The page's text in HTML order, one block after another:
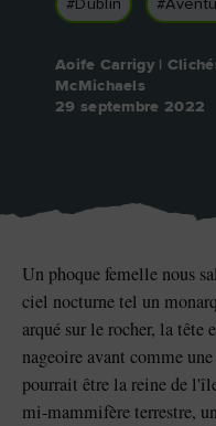
#Dublin
Aoife Carrigy |
McMichaels
29 septembre 2022
Un phoque femelle nous
ciel nocturne tel un
arqué sur le rocher, la tête
nageoire avant comme
pourrait être la reine de
mi-mammifère terrestre,